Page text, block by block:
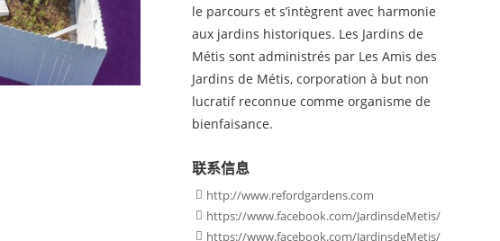
le parcours et s’intègrent avec harmonie
aux jardins historiques. Les Jardins de
Métis sont administrés par Les Amis des
Jardins de Métis, corporation à but non
lucratif reconnue comme organisme de
bienfaisance.
联系信息
 http://www.refordgardens.com
 https://www.facebook.com/JardinsdeMetis/
 https://www.facebook.com/JardinsdeMetis/